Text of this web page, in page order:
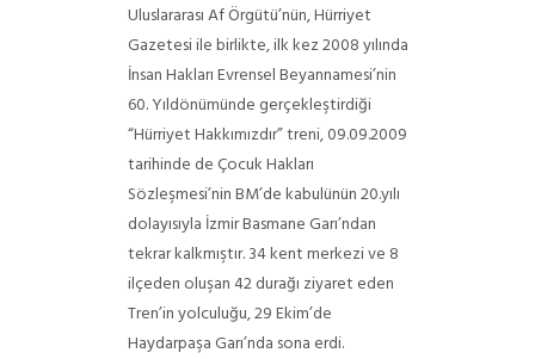
Uluslararası Af Örgütü’nün, Hürriyet
Gazetesi ile birlikte, ilk kez 2008 yılında
İnsan Hakları Evrensel Beyannamesi’nin
60. Yıldönümünde gerçekleştirdiği
“Hürriyet Hakkımızdır” treni, 09.09.2009
tarihinde de Çocuk Hakları
Sözleşmesi’nin BM’de kabulünün 20.yılı
dolayısıyla İzmir Basmane Garı’ndan
tekrar kalkmıştır. 34 kent merkezi ve 8
ilçeden oluşan 42 durağı ziyaret eden
Tren’in yolculuğu, 29 Ekim’de
Haydarpaşa Garı’nda sona erdi.